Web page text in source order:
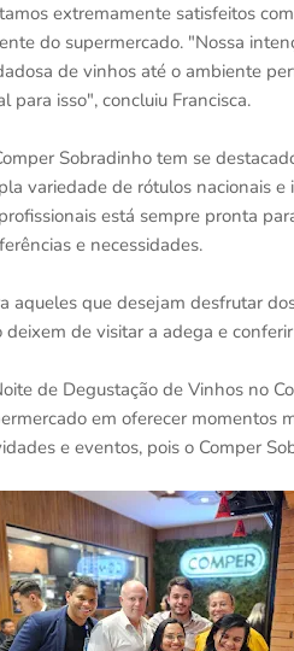
extremamente satisfeitos
do supermercado. "Nossa
de vinhos até o ambiente
para isso", concluiu Francisca.
Sobradinho tem se
variedade de rótulos nacionais
está sempre pronta
e necessidades.
aqueles que desejam desfrutar
deixem de visitar a adega e
de Degustação de Vinhos no
em oferecer momentos
e eventos, pois o Comper